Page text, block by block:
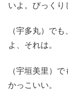
いよ。びっくり
（宇多丸）で
よ、それは。
（宇垣美里）
かっこいい。